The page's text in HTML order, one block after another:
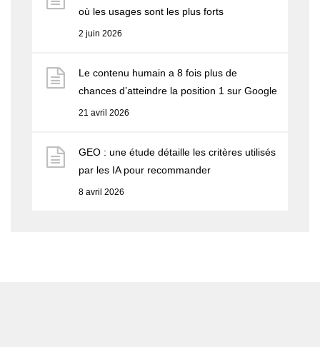
où les usages sont les plus forts
2 juin 2026
Le contenu humain a 8 fois plus de
chances d’atteindre la position 1 sur Google
21 avril 2026
GEO : une étude détaille les critères utilisés
par les IA pour recommander
8 avril 2026